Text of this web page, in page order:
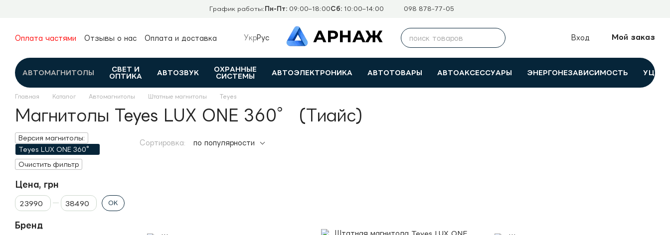
График работы: Пн-Пт:09:00–18:00Сб:10:00–14:00 098 878-77-05
Оплата частями Отзывы о нас
Оплата и доставка
Контакты
Каталог
УкрРус Вход Мой заказ
АВТОМАГНИТОЛЫ
СВЕТ И
ОПТИКА
АВТОЗВУК
ОХРАННЫЕ
СИСТЕМЫ
АВТОЭЛЕКТРОНИКА АВТОТОВАРЫ АВТОАКСЕССУАРЫ ЭНЕРГОНЕЗАВИСИМОСТЬ
Главная Каталог Автомагнитолы Штатные магнитолы Teyes
Магнитолы Teyes LUX ONE 360° (Тиайс)
Сортировка: по популярности
Версия магнитолы:
Teyes LUX ONE 360°
Очистить фильтр
Цена, грн
От Цена, грн
До Цена, грн
OK
Бренд